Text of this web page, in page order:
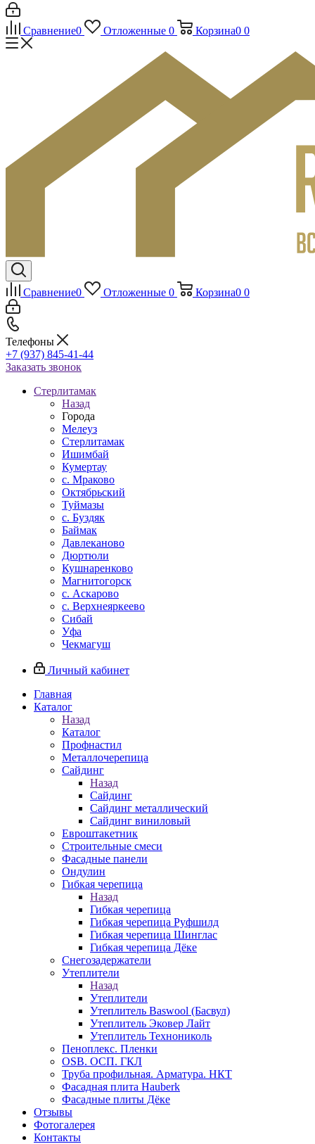
Сравнение0 Отложенные 0 Корзина0 0
Сравнение0 Отложенные 0 Корзина0 0
Телефоны
+7 (937) 845-41-44
Заказать звонок
Стерлитамак
Назад
Города
Мелеуз
Стерлитамак
Ишимбай
Кумертау
c. Мраково
Октябрьский
Туймазы
c. Буздяк
Баймак
Давлеканово
Дюртюли
Кушнаренково
Магнитогорск
с. Аскарово
с. Верхнеяркеево
Сибай
Уфа
Чекмагуш
Личный кабинет
Главная
Каталог
Назад
Каталог
Профнастил
Металлочерепица
Сайдинг
Назад
Сайдинг
Сайдинг металлический
Сайдинг виниловый
Евроштакетник
Строительные смеси
Фасадные панели
Ондулин
Гибкая черепица
Назад
Гибкая черепица
Гибкая черепица Руфшилд
Гибкая черепица Шинглас
Гибкая черепица Дёке
Снегозадержатели
Утеплители
Назад
Утеплители
Утеплитель Baswool (Басвул)
Утеплитель Эковер Лайт
Утеплитель Технониколь
Пеноплекс. Пленки
OSB. ОСП. ГКЛ
Труба профильная. Арматура. НКТ
Фасадная плита Hauberk
Фасадные плиты Дёке
Отзывы
Фотогалерея
Контакты